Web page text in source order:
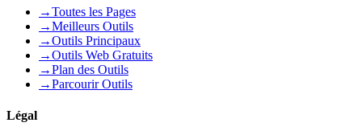
→Toutes les Pages
→Meilleurs Outils
→Outils Principaux
→Outils Web Gratuits
→Plan des Outils
→Parcourir Outils
Légal